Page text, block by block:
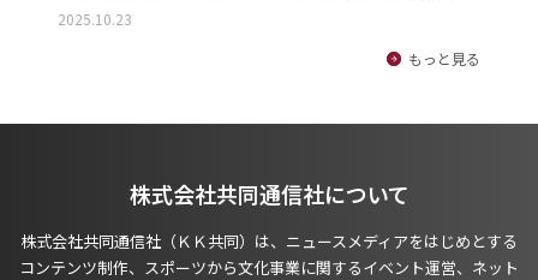
2025.10.23
もっと見る
株式会社共同通信社について
株式会社共同通信社（ＫＫ共同）は、ニュースメディアをはじめとする
コンテンツ制作、スポーツから文化事業に関するイベント運営、ネット